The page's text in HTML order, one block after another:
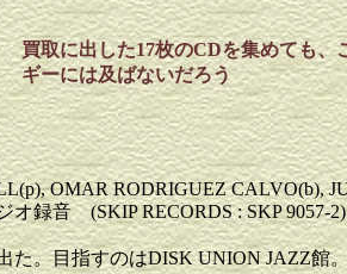
買取に出した17枚のCDを集めても、
ギーには及ばないだろう
OMAR RODRIGUEZ CALVO(b),
オ録音 (SKIP RECORDS : SKP 9057-2)
た。目指すのはDISK UNION JAZZ館